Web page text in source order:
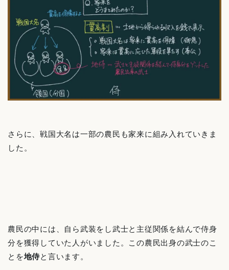
さらに、戦国大名は一部の農民も家来に組み入れていきま
した。
農民の中には、自ら武装をし武士と主従関係を結んで侍身
分を獲得していた人がいました。この農民出身の武士のこ
とを地侍と言います。